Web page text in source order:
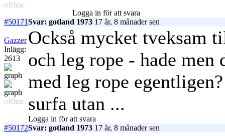
offline
Logga in för att svara
#50171Svar: gotland 1973 17 år, 8 månader sen
Gazzer
Inlägg:
2613
offline
Också mycket tveksam
och leg rope - hade men
med leg rope
surfa utan ...
Logga in för att svara
#50172Svar: gotland 1973 17 år, 8 månader sen